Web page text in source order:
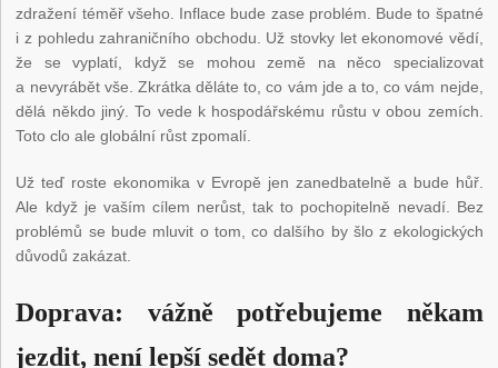
zdražení téměř všeho. Inflace bude zase problém. Bude to špatné
i z pohledu zahraničního obchodu. Už stovky let ekonomové vědí,
že se vyplatí, když se mohou země na něco specializovat
a nevyrábět vše. Zkrátka děláte to, co vám jde a to, co vám nejde,
dělá někdo jiný. To vede k hospodářskému růstu v obou zemích.
Toto clo ale globální růst zpomalí.
Už teď roste ekonomika v Evropě jen zanedbatelně a bude hůř.
Ale když je vaším cílem nerůst, tak to pochopitelně nevadí. Bez
problémů se bude mluvit o tom, co dalšího by šlo z ekologických
důvodů zakázat.
Doprava: vážně potřebujeme někam
jezdit, není lepší sedět doma?